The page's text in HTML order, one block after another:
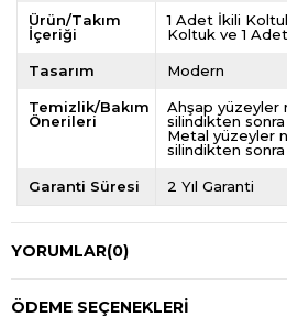
Ürün/Takım
İçeriği
1 Adet İkili
Koltuk ve 1
Tasarım Modern
Temizlik/Bakım
Önerileri
Ahşap yüzeyler
silindikten sonra
Metal yüzeyler
silindikten sonra
Garanti Süresi 2 Yıl Garanti
YORUMLAR(0)
ÖDEME SEÇENEKLERI